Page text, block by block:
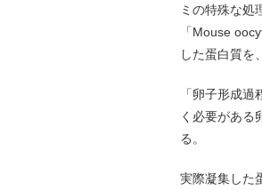
ミの特殊な処
「Mouse
した蛋白質を
「卵子形成
く必要がある
る。
実際凝集した